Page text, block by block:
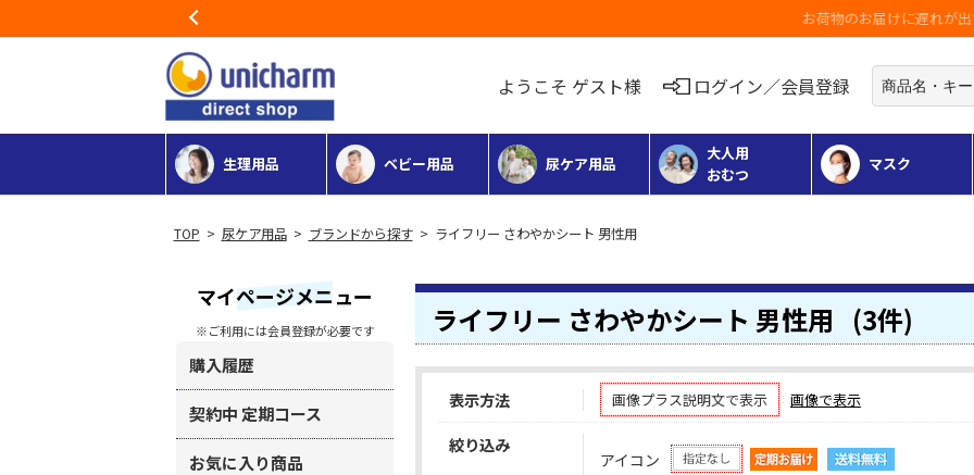
お荷物のお届けに遅れが出ている地域がございます
ようこそ ゲスト様 ログイン／会員登録
生理用品 ベビー用品 尿ケア用品
大人用
おむつ
マスク
> 尿ケア用品> ブランドから探す> ライフリー さわやかシート 男性用
マイページメニュー
※ご利用には会員登録が必要です
購入履歴
契約中 定期コース
お気に入り商品
ライフリー さわやかシート 男性用 (3件)
表示方法 画像プラス説明文で表示 画像で表示
絞り込み
アイコン